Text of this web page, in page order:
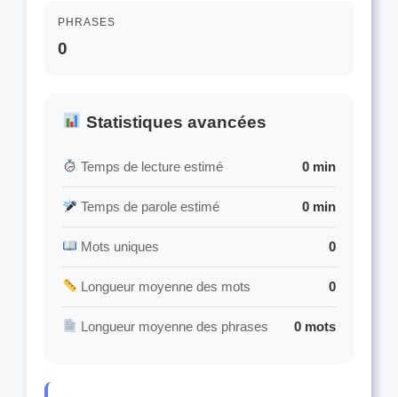
PHRASES
0
Statistiques avancées
Temps de lecture estimé 0 min
Temps de parole estimé 0 min
Mots uniques 0
Longueur moyenne des mots 0
Longueur moyenne des phrases 0 mots